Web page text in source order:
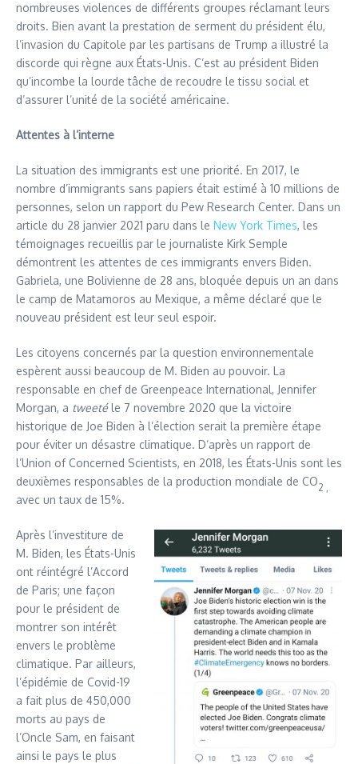
nombreuses violences de différents groupes réclamant leurs
droits. Bien avant la prestation de serment du président élu,
l’invasion du Capitole par les partisans de Trump a illustré la
discorde qui règne aux États-Unis. C’est au président Biden
qu’incombe la lourde tâche de recoudre le tissu social et
d’assurer l’unité de la société américaine.
Attentes à l’interne
La situation des immigrants est une priorité. En 2017, le
nombre d’immigrants sans papiers était estimé à 10 millions de
personnes, selon un rapport du Pew Research Center. Dans un
article du 28 janvier 2021 paru dans le New York Times, les
témoignages recueillis par le journaliste Kirk Semple
démontrent les attentes de ces immigrants envers Biden.
Gabriela, une Bolivienne de 28 ans, bloquée depuis un an dans
le camp de Matamoros au Mexique, a même déclaré que le
nouveau président est leur seul espoir.
Les citoyens concernés par la question environnementale
espèrent aussi beaucoup de M. Biden au pouvoir. La
responsable en chef de Greenpeace International, Jennifer
Morgan, a tweetéle 7 novembre 2020 que la victoire
historique de Joe Biden à l’élection serait la première étape
pour éviter un désastre climatique. D’après un rapport de
l’Union of Concerned Scientists, en 2018, les États-Unis sont les
deuxièmes responsables de la production mondiale de CO2 ,
avec un taux de 15%.
Après l’investiture de
M. Biden, les États-Unis
ont réintégré l’Accord
de Paris; une façon
pour le président de
montrer son intérêt
envers le problème
climatique. Par ailleurs,
l’épidémie de Covid-19
a fait plus de 450,000
morts au pays de
l’Oncle Sam, en faisant
ainsi le pays le plus